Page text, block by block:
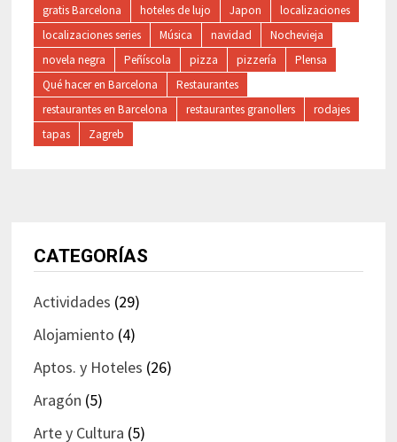
gratis Barcelona
hoteles de lujo Japon
localizaciones
localizaciones series
Música navidad
Nochevieja
novela negra
Peñíscola pizza pizzería
Plensa
Qué hacer en Barcelona
Restaurantes
restaurantes en Barcelona
restaurantes granollers
rodajes
tapas
Zagreb
CATEGORÍAS
Actividades (29)
Alojamiento (4)
Aptos. y Hoteles (26)
Aragón (5)
Arte y Cultura (5)